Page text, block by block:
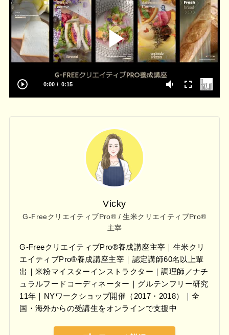
0:00 0:15
Vicky
G-FreeクリエイティブPro® / 生米クリエイティブPro®
主宰
G-FreeクリエイティブPro®養成講座主宰｜生米クリ
エイティブPro®養成講座主宰｜認定講師60名以上輩
出｜米粉マイスターインストラクター｜調理師／ナチ
ュラルフードコーディネーター｜グルテンフリー研究
11年｜NYワークショップ開催（2017・2018）｜全
国・海外からの受講生をオンラインで支援中